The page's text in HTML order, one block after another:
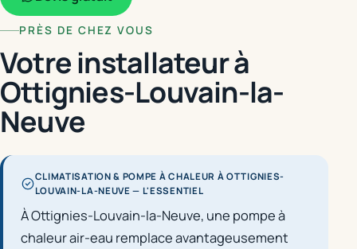
PRÈS DE CHEZ VOUS
Votre installateur à
Ottignies-Louvain-la-
Neuve
CLIMATISATION & POMPE À CHALEUR À OTTIGNIES-
LOUVAIN-LA-NEUVE — L'ESSENTIEL
À Ottignies-Louvain-la-Neuve, une pompe à
chaleur air-eau remplace avantageusement